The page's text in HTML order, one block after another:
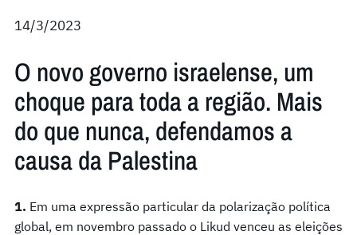
14/3/2023
O novo governo israelense, um
choque para toda a região. Mais
do que nunca, defendamos a
causa da Palestina
1. Em uma expressão particular da polarização política
global, em novembro passado o Likud venceu as eleições